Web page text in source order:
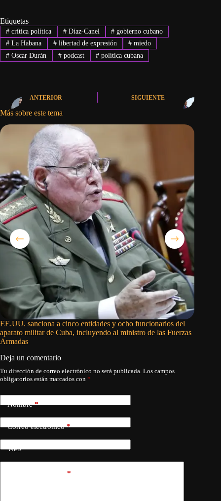
Etiquetas
#crítica política #Díaz-Canel # gobierno cubano
#La Habana #libertad de expresión # miedo
#Oscar Durán #podcast # política cubana
ANTERIOR SIGUIENTE
Más sobre este tema
EE.UU. sanciona a cinco entidades y ocho funcionarios del
aparato militar de Cuba, incluyendo al ministro de las Fuerzas
Armadas
Deja un comentario
Tu dirección de correo electrónico no será publicada. Los campos
obligatorios están marcados con *
Nombre*
Correo electrónico*
Web
*